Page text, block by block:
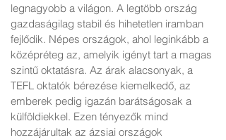
legnagyobb a világon. A legtöbb ország
gazdaságilag stabil és hihetetlen iramban
fejlődik. Népes országok, ahol leginkább a
középréteg az, amelyik igényt tart a magas
szintű oktatásra. Az árak alacsonyak, a
TEFL oktatók bérezése kiemelkedő, az
emberek pedig igazán barátságosak a
külföldiekkel. Ezen tényezők mind
hozzájárultak az ázsiai országok